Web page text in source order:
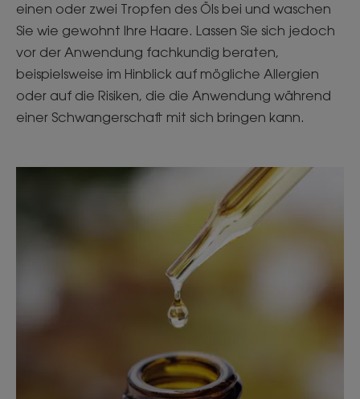
einen oder zwei Tropfen des Öls bei und waschen
Sie wie gewohnt Ihre Haare. Lassen Sie sich jedoch
vor der Anwendung fachkundig beraten,
beispielsweise im Hinblick auf mögliche Allergien
oder auf die Risiken, die die Anwendung während
einer Schwangerschaft mit sich bringen kann.